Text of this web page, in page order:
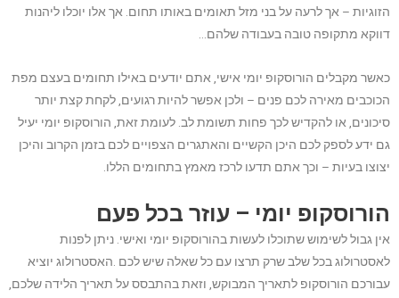
הזוגיות – אך לרעה על בני מזל תאומים באותו תחום. אך אלו יוכלו ליהנות
דווקא מתקופה טובה בעבודה שלהם…
כאשר מקבלים הורוסקופ יומי אישי, אתם יודעים באילו תחומים בעצם מפת
הכוכבים מאירה לכם פנים – ולכן אפשר להיות רגועים, לקחת קצת יותר
סיכונים, או להקדיש לכך פחות תשומת לב. לעומת זאת, הורוסקופ יומי יעיל
גם ידע לספק לכם היכן הקשיים והאתגרים הצפויים לכם בזמן הקרוב והיכן
יצוצו בעיות – וכך אתם תדעו לרכז מאמץ בתחומים הללו.
הורוסקופ יומי – עוזר בכל פעם
אין גבול לשימוש שתוכלו לעשות בהורוסקופ יומי ואישי. ניתן לפנות
לאסטרולוג בכל שלב שרק תרצו עם כל שאלה שיש לכם .האסטרולוג יוציא
עבורכם הורוסקופ לתאריך המבוקש, וזאת בהתבסס על תאריך הלידה שלכם,